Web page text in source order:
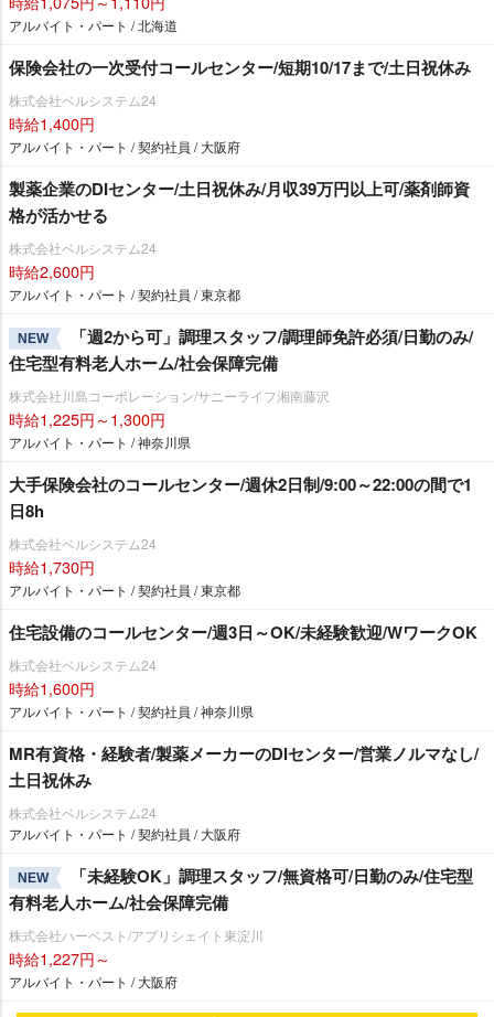
アルバイト・パート / 北海道
保険会社の一次受付コールセンター/短期10/17まで/土日祝休み
株式会社ベルシステム24
時給1,400円
アルバイト・パート / 契約社員 / 大阪府
製薬企業のDIセンター/土日祝休み/月収39万円以上可/薬剤師資
格が活かせる
株式会社ベルシステム24
時給2,600円
アルバイト・パート / 契約社員 / 東京都
NEW
「週2から可」調理スタッフ/調理師免許必須/日勤のみ/
住宅型有料老人ホーム/社会保障完備
株式会社川島コーポレーション/サニーライフ湘南藤沢
時給1,225円～1,300円
アルバイト・パート / 神奈川県
大手保険会社のコールセンター/週休2日制/9:00～22:00の間で1
日8h
株式会社ベルシステム24
時給1,730円
アルバイト・パート / 契約社員 / 東京都
住宅設備のコールセンター/週3日～OK/未経験歓迎/WワークOK
株式会社ベルシステム24
時給1,600円
アルバイト・パート / 契約社員 / 神奈川県
MR有資格・経験者/製薬メーカーのDIセンター/営業ノルマなし/
土日祝休み
株式会社ベルシステム24
アルバイト・パート / 契約社員 / 大阪府
NEW
「未経験OK」調理スタッフ/無資格可/日勤のみ/住宅型
有料老人ホーム/社会保障完備
株式会社ハーベスト/アプリシェイト東淀川
時給1,227円～
アルバイト・パート / 大阪府